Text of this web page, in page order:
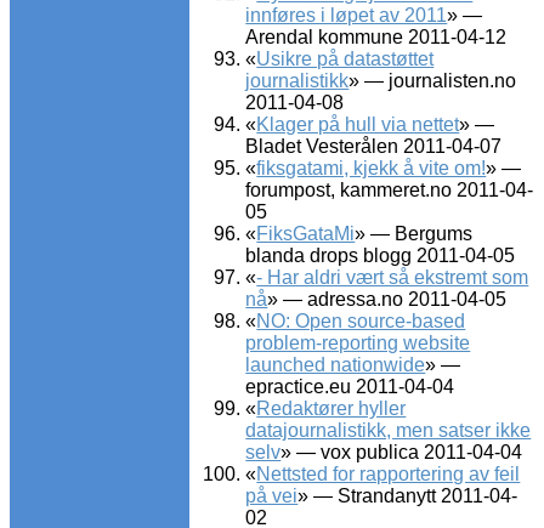
innføres i løpet av 2011» —
Arendal kommune 2011-04-12
«Usikre på datastøttet
journalistikk» — journalisten.no
2011-04-08
«Klager på hull via nettet» —
Bladet Vesterålen 2011-04-07
«fiksgatami, kjekk å vite om!» —
forumpost, kammeret.no 2011-04-
05
«FiksGataMi» — Bergums
blanda drops blogg 2011-04-05
«- Har aldri vært så ekstremt som
nå» — adressa.no 2011-04-05
«NO: Open source-based
problem-reporting website
launched nationwide» —
epractice.eu 2011-04-04
«Redaktører hyller
datajournalistikk, men satser ikke
selv» — vox publica 2011-04-04
«Nettsted for rapportering av feil
på vei» — Strandanytt 2011-04-
02